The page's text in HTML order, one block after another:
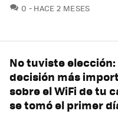
0 COMENTARIOS
HACE 2 MESES
No tuviste elección:
decisión más
sobre el WiFi de tu
se tomó el primer